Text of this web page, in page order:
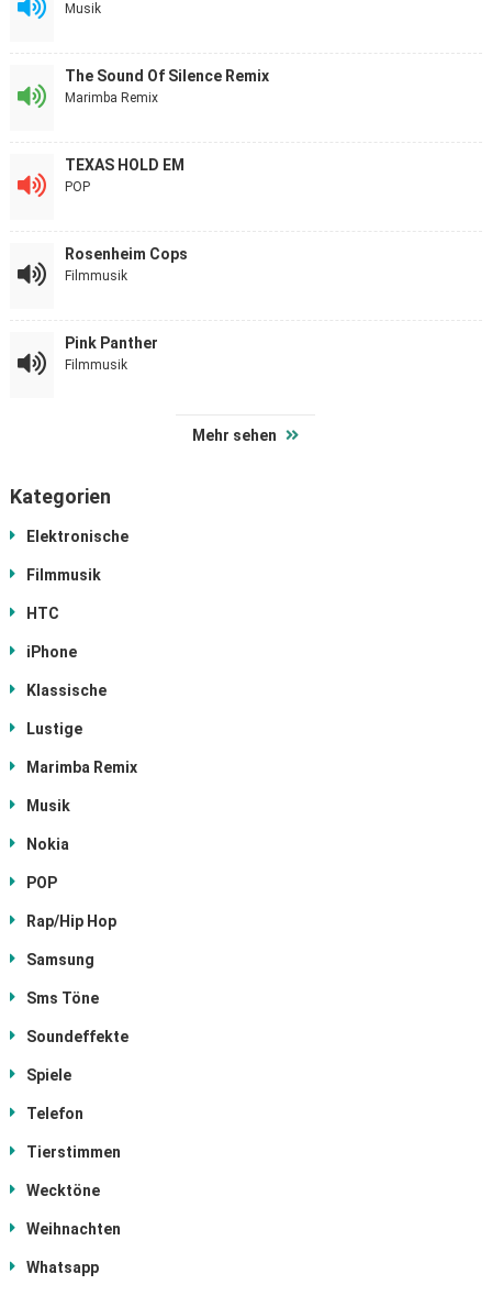
Musik
The Sound Of Silence Remix
Marimba Remix
TEXAS HOLD EM
POP
Rosenheim Cops
Filmmusik
Pink Panther
Filmmusik
Mehr sehen
Kategorien
Elektronische
Filmmusik
HTC
iPhone
Klassische
Lustige
Marimba Remix
Musik
Nokia
POP
Rap/Hip Hop
Samsung
Sms Töne
Soundeffekte
Spiele
Telefon
Tierstimmen
Wecktöne
Weihnachten
Whatsapp